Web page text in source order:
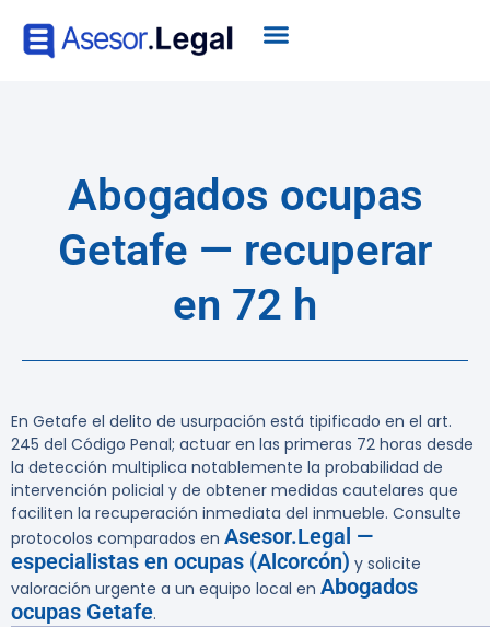
Abogados ocupas
Getafe — recuperar
en 72 h
En Getafe el delito de usurpación está tipificado en el art.
245 del Código Penal; actuar en las primeras 72 horas desde
la detección multiplica notablemente la probabilidad de
intervención policial y de obtener medidas cautelares que
faciliten la recuperación inmediata del inmueble. Consulte
protocolos comparados en Asesor.Legal —
especialistas en ocupas (Alcorcón) y solicite
valoración urgente a un equipo local en Abogados
ocupas Getafe.